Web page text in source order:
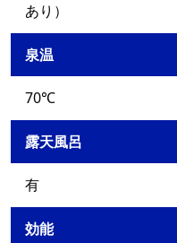
あり）
泉温
70℃
露天風呂
有
効能